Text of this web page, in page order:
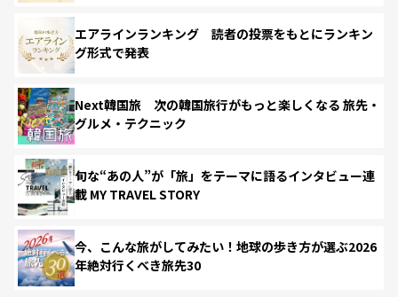
エアラインランキング 読者の投票をもとにランキン
グ形式で発表
Next韓国旅 次の韓国旅行がもっと楽しくなる 旅先・
グルメ・テクニック
旬な“あの人”が「旅」をテーマに語るインタビュー連
載 MY TRAVEL STORY
今、こんな旅がしてみたい！地球の歩き方が選ぶ2026
年絶対行くべき旅先30